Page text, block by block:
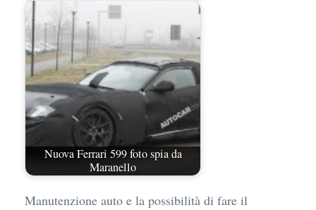
Nuova Ferrari 599 foto spia da
Maranello
Manutenzione auto e la possibilità di fare il